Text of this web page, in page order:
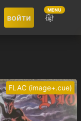
войти
MENU
ПОИСК
FLAC (image+.cue)